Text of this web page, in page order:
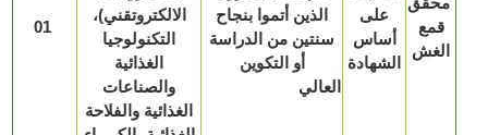
01
الالكتروتقني)،
التكنولوجيا
والصناعات
الغذائية والفلاحة
الذين أتموا بنجاح
سنتين من الدراسة
أو التكوين
العالي
على
أساس
الشهادة